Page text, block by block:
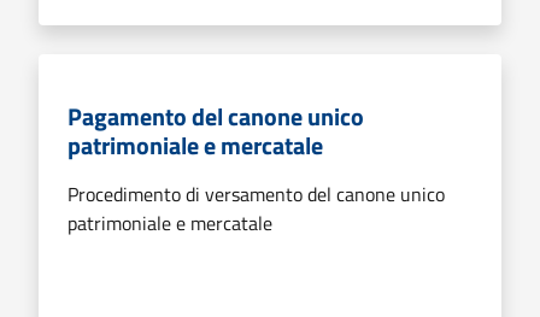
Pagamento del canone unico
patrimoniale e mercatale
Procedimento di versamento del canone unico
patrimoniale e mercatale